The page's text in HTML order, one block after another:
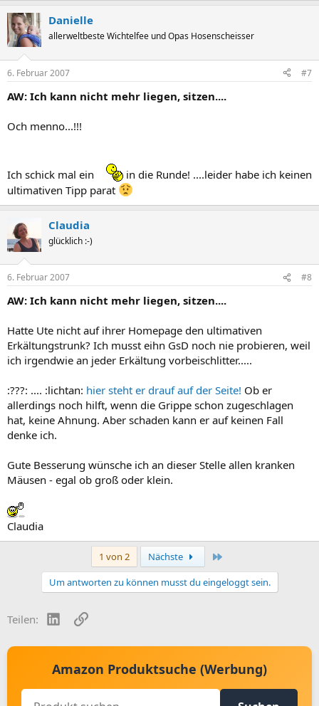
Danielle
allerweltbeste Wichtelfee und Opas Hosenscheisser
6. Februar 2007 #7
AW: Ich kann nicht mehr liegen, sitzen....
Och menno...!!!
Ich schick mal ein
in die Runde! ....leider habe ich keinen
ultimativen Tipp parat
Claudia
glücklich :-)
6. Februar 2007 #8
AW: Ich kann nicht mehr liegen, sitzen....
Hatte Ute nicht auf ihrer Homepage den ultimativen
Erkältungstrunk? Ich musst eihn GsD noch nie probieren, weil
ich irgendwie an jeder Erkältung vorbeischlitter.....
:???: .... :lichtan: hier steht er drauf auf der Seite! Ob er
allerdings noch hilft, wenn die Grippe schon zugeschlagen
hat, keine Ahnung. Aber schaden kann er auf keinen Fall
denke ich.
Gute Besserung wünsche ich an dieser Stelle allen kranken
Mäusen - egal ob groß oder klein.
Claudia
1 von 2 Nächste
Um antworten zu können musst du eingeloggt sein.
Teilen: LinkedInLink
Amazon Produktsuche (Werbung)